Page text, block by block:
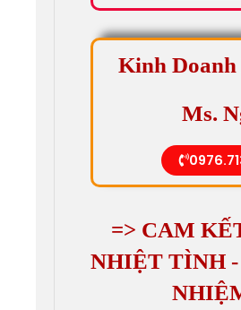
Kinh Doanh
Ms.
=> CAM
NHIỆT TÌNH